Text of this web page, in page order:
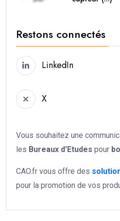
Restons connectés
LinkedIn
X
Vous souhaitez une
les Bureaux d’Etudes pour
CAO.fr vous offre des
pour la promotion de vos